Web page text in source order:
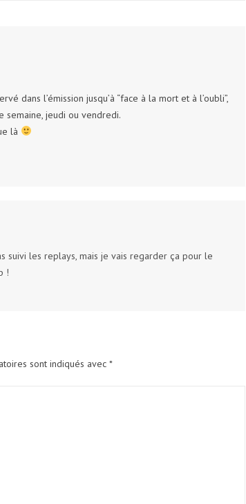
dans l’émission jusqu’à “face à la mort et à l’oubli”,
semaine, jeudi ou vendredi.
là
suivi les replays, mais je vais regarder ça pour le
!
sont indiqués avec *